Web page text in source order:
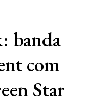
banda
com
Star